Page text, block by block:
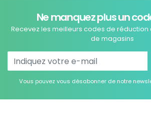
Ne manquez plus un
Recevez les meilleurs codes de réduction
de magasins
Vous pouvez vous désabonner de notre